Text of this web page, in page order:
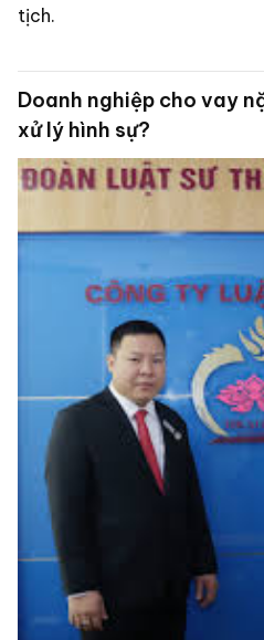
tịch.
Doanh nghiệp cho vay
xử lý hình sự?